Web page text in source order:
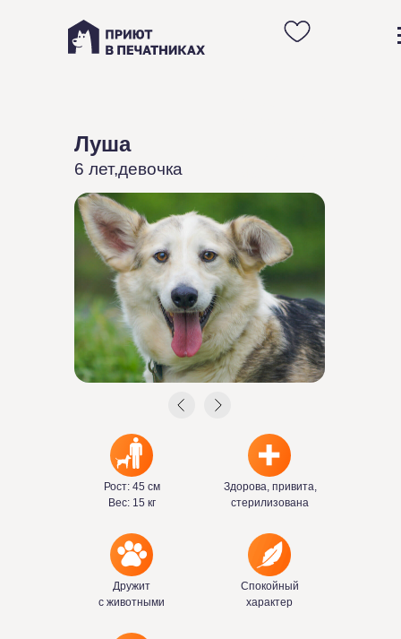
Рост: 45 см
Вес: 15 кг
Здорова, привита,
стерилизована
Дружит
с животными
Спокойный
характер
Луша